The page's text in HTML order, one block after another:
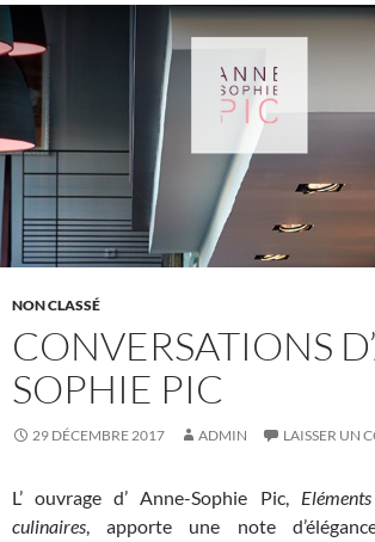
NON CLASSÉ
CONVERSATIONS
SOPHIE PIC
29 DÉCEMBRE 2017 ADMIN LAISSER UN
L’ ouvrage d’ Anne-Sophie Pic,
culinaires, apporte une note